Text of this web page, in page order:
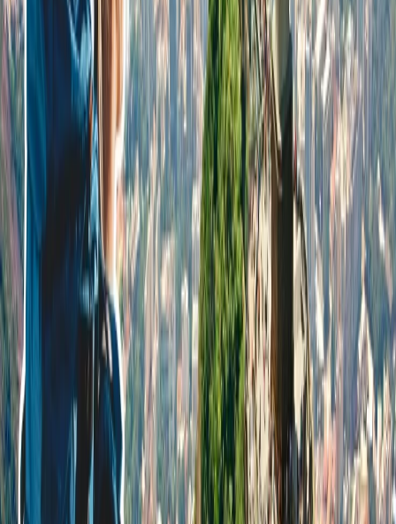
¿Puedo solicitar el reembolso por visitar
la oficina?
Sí, usted puede conocer los representantes de los servicios de
atención al cliente de la línea aérea en la oficina cercana, y puede
hablar con ellos sobre conseguir el reembolso. Ellos le brindarán la
ayuda al instante, y le dirigirán a conseguir el reembolso según las
políticas de reembolso de la línea aérea.
Conclusión
Yo creo que, si usted cancela sus billetes de los vuelos, o la línea
aérea al mismo cancela, entonces usted no sufrirá cualquier tipo de
los problemas en recibir el reembolso desde cualquier línea aérea por
leer este artículo, porque este haya casi todas las informaciones
relacionadas con el reembolso.
Atención al cliente 24/7
Cancelación
Experto en hoteles
Confirmación de reserva